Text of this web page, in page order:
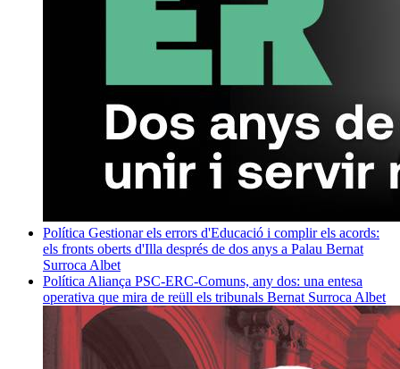
Política Gestionar els errors d'Educació i complir els acords:
els fronts oberts d'Illa després de dos anys a Palau Bernat
Surroca Albet
Política Aliança PSC-ERC-Comuns, any dos: una entesa
operativa que mira de reüll els tribunals Bernat Surroca Albet